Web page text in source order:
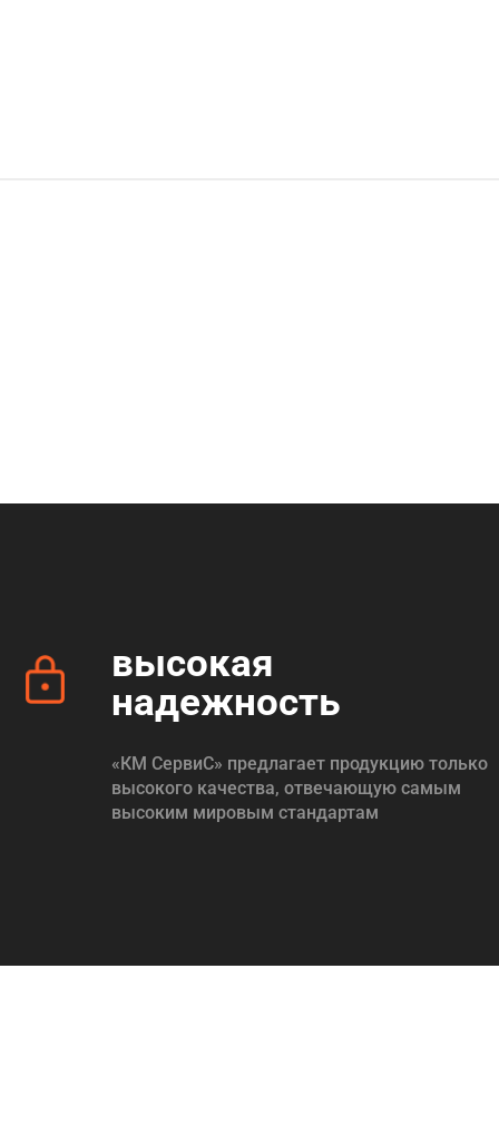
высокая
надежность
«КМ СервиС» предлагает продукцию только
высокого качества, отвечающую самым
высоким мировым стандартам